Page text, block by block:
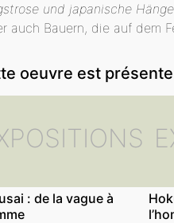
und japanische
auch Bauern, die auf dem
oeuvre est
: de la vague à